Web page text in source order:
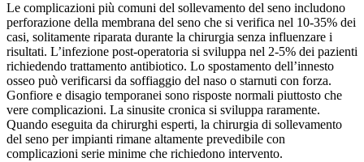
Le complicazioni più comuni del sollevamento del seno includono
perforazione della membrana del seno che si verifica nel 10-35% dei
casi, solitamente riparata durante la chirurgia senza influenzare i
risultati. L’infezione post-operatoria si sviluppa nel 2-5% dei pazienti
richiedendo trattamento antibiotico. Lo spostamento dell’innesto
osseo può verificarsi da soffiaggio del naso o starnuti con forza.
Gonfiore e disagio temporanei sono risposte normali piuttosto che
vere complicazioni. La sinusite cronica si sviluppa raramente.
Quando eseguita da chirurghi esperti, la chirurgia di sollevamento
del seno per impianti rimane altamente prevedibile con
complicazioni serie minime che richiedono intervento.